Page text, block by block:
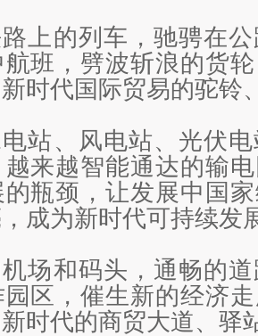
上的列车，驰骋在
班，劈波斩浪的货
时代国际贸易的驼铃
站、风电站、光伏
来越智能通达的输
瓶颈，让发展中国
成为新时代可持续发
场和码头，通畅的
区，催生新的经济
时代的商贸大道、驿